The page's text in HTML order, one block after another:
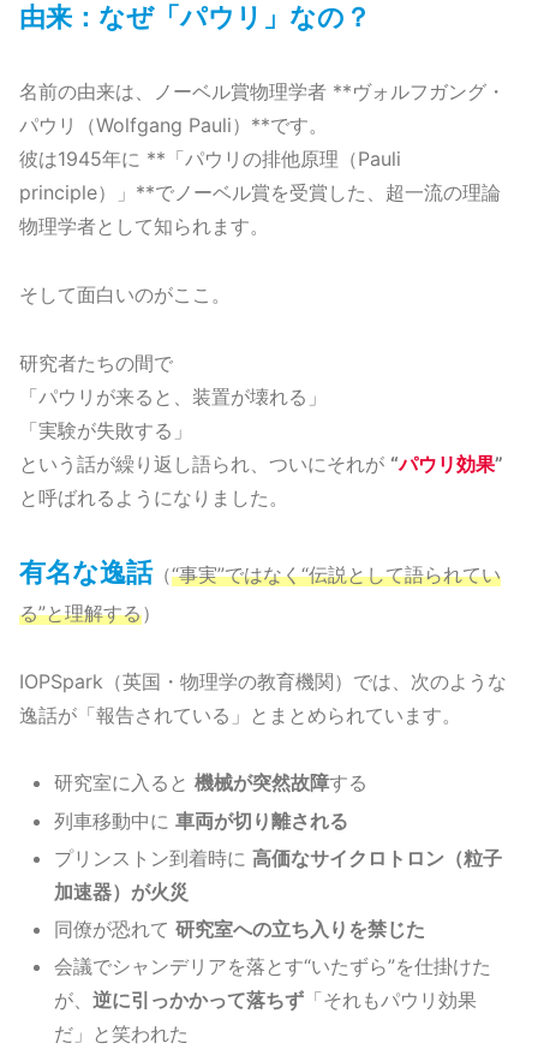
由来：なぜ「パウリ」なの？
名前の由来は、ノーベル賞物理学者 **ヴォルフガング・
パウリ（Wolfgang Pauli）**です。
彼は1945年に **「パウリの排他原理（Pauli
principle）」**でノーベル賞を受賞した、超一流の理論
物理学者として知られます。
そして面白いのがここ。
研究者たちの間で
「パウリが来ると、装置が壊れる」
「実験が失敗する」
という話が繰り返し語られ、ついにそれが “パウリ効果”
と呼ばれるようになりました。
有名な逸話（“事実”ではなく“伝説として語られてい
る”と理解する）
IOPSpark（英国・物理学の教育機関）では、次のような
逸話が「報告されている」とまとめられています。
研究室に入ると機械が突然故障する
列車移動中に車両が切り離される
プリンストン到着時に高価なサイクロトロン（粒子
加速器）が火災
同僚が恐れて研究室への立ち入りを禁じた
会議でシャンデリアを落とす“いたずら”を仕掛けた
が、逆に引っかかって落ちず 「それもパウリ効果
だ」と笑われた